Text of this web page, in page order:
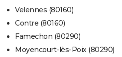
Velennes (80160)
Contre (80160)
Famechon (80290)
Moyencourt-lès-Poix (80290)